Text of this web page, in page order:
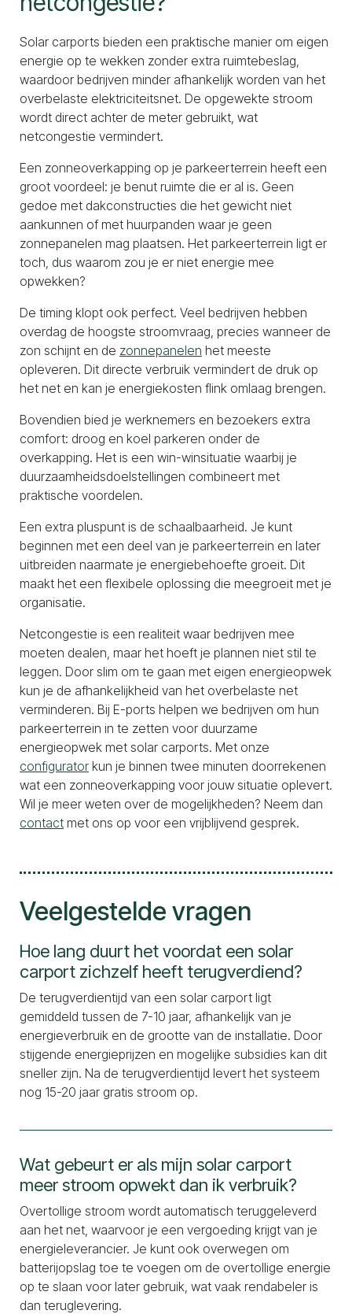
Solar carports bieden een praktische manier om eigen
energie op te wekken zonder extra ruimtebeslag,
waardoor bedrijven minder afhankelijk worden van het
overbelaste elektriciteitsnet. De opgewekte stroom
wordt direct achter de meter gebruikt, wat
netcongestie vermindert.
Een zonneoverkapping op je parkeerterrein heeft een
groot voordeel: je benut ruimte die er al is. Geen
gedoe met dakconstructies die het gewicht niet
aankunnen of met huurpanden waar je geen
zonnepanelen mag plaatsen. Het parkeerterrein ligt er
toch, dus waarom zou je er niet energie mee
opwekken?
De timing klopt ook perfect. Veel bedrijven hebben
overdag de hoogste stroomvraag, precies wanneer de
zon schijnt en de zonnepanelen het meeste
opleveren. Dit directe verbruik vermindert de druk op
het net en kan je energiekosten flink omlaag brengen.
Bovendien bied je werknemers en bezoekers extra
comfort: droog en koel parkeren onder de
overkapping. Het is een win-winsituatie waarbij je
duurzaamheidsdoelstellingen combineert met
praktische voordelen.
Een extra pluspunt is de schaalbaarheid. Je kunt
beginnen met een deel van je parkeerterrein en later
uitbreiden naarmate je energiebehoefte groeit. Dit
maakt het een flexibele oplossing die meegroeit met je
organisatie.
Netcongestie is een realiteit waar bedrijven mee
moeten dealen, maar het hoeft je plannen niet stil te
leggen. Door slim om te gaan met eigen energieopwek
kun je de afhankelijkheid van het overbelaste net
verminderen. Bij E-ports helpen we bedrijven om hun
parkeerterrein in te zetten voor duurzame
energieopwek met solar carports. Met onze
configurator kun je binnen twee minuten doorrekenen
wat een zonneoverkapping voor jouw situatie oplevert.
Wil je meer weten over de mogelijkheden? Neem dan
contact met ons op voor een vrijblijvend gesprek.
Veelgestelde vragen
Hoe lang duurt het voordat een solar
carport zichzelf heeft terugverdiend?
De terugverdientijd van een solar carport ligt
gemiddeld tussen de 7-10 jaar, afhankelijk van je
energieverbruik en de grootte van de installatie. Door
stijgende energieprijzen en mogelijke subsidies kan dit
sneller zijn. Na de terugverdientijd levert het systeem
nog 15-20 jaar gratis stroom op.
Wat gebeurt er als mijn solar carport
meer stroom opwekt dan ik verbruik?
Overtollige stroom wordt automatisch teruggeleverd
aan het net, waarvoor je een vergoeding krijgt van je
energieleverancier. Je kunt ook overwegen om
batterijopslag toe te voegen om de overtollige energie
op te slaan voor later gebruik, wat vaak rendabeler is
dan teruglevering.